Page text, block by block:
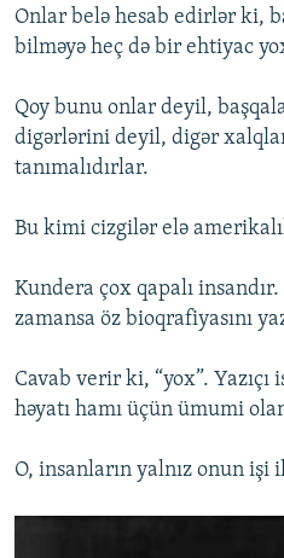
Onlar belə hesab edirlər ki,
bilməyə heç də bir ehtiyac
Qoy bunu onlar deyil,
digərlərini deyil, digər xalqlar
tanımalıdırlar.
Bu kimi cizgilər elə
Kundera çox qapalı
zamansa öz bioqrafiyasını
Cavab verir ki, “yox”.
həyatı hamı üçün ümumi
O, insanların yalnız onun işi